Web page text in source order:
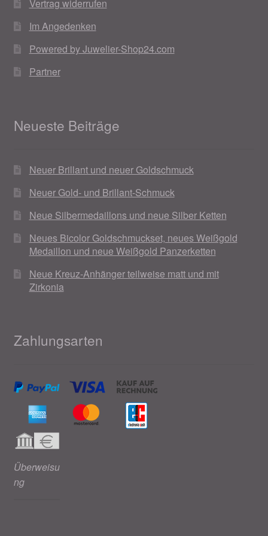
Weihnachtsangebote 2019
Weihnachtsangebote 2020
Vertrag widerrufen
Im Angedenken
Powered by Juwelier-Shop24.com
Partner
Neueste Beiträge
Neuer Brillant und neuer Goldschmuck
Neuer Gold- und Brillant-Schmuck
Neue Silbermedaillons und neue Silber Ketten
Neues Bicolor Goldschmuckset, neues Weißgold
Medaillon und neue Weißgold Panzerketten
Neue Kreuz-Anhänger teilweise matt und mit
Zirkonia
Zahlungsarten
Überweisu
ng